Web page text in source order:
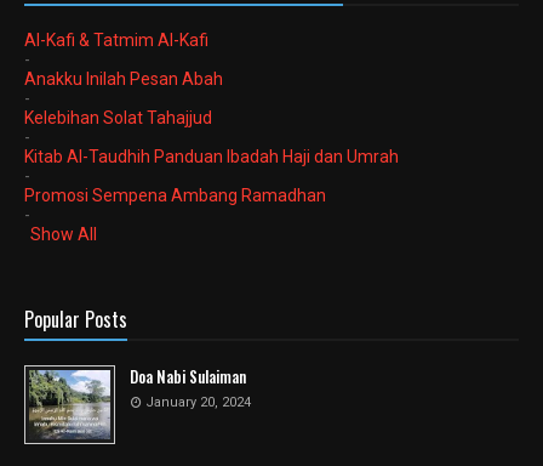
Al-Kafi & Tatmim Al-Kafi
-
Anakku Inilah Pesan Abah
-
Kelebihan Solat Tahajjud
-
Kitab Al-Taudhih Panduan Ibadah Haji dan Umrah
-
Promosi Sempena Ambang Ramadhan
-
Show All
Popular Posts
Doa Nabi Sulaiman
January 20, 2024